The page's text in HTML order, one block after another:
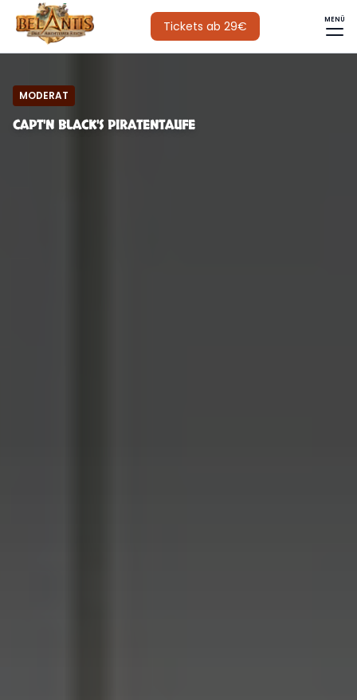
Tickets ab 29€ MENÜ
MODERAT
CAPT'N BLACK'S PIRATENTAUFE